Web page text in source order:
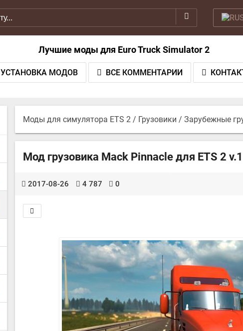
Лучшие моды для Euro Truck Simulator 2
УСТАНОВКА МОДОВ ВСЕ КОММЕНТАРИИ
Моды для симулятора ETS 2 / Грузовики / Зарубежные
Мод грузовика Mack Pinnacle для ETS 2
2017-08-26 4 787 0